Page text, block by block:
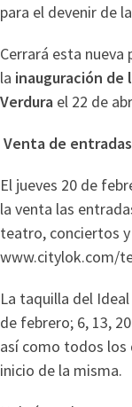
para el devenir de
Cerrará esta
la inauguración de
Verdura el 22 de
Venta de
El jueves 20 de
la venta las
teatro, conciertos
www.citylok.com/
La taquilla del
de febrero; 6, 13,
así como todos los
inicio de la misma.